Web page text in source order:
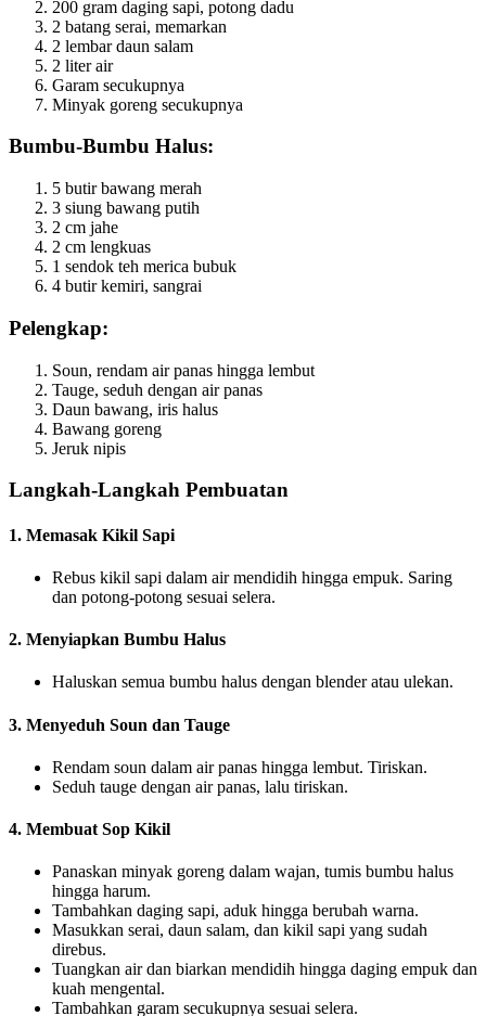
200 gram daging sapi, potong dadu
2 batang serai, memarkan
2 lembar daun salam
2 liter air
Garam secukupnya
Minyak goreng secukupnya
Bumbu-Bumbu Halus:
5 butir bawang merah
3 siung bawang putih
2 cm jahe
2 cm lengkuas
1 sendok teh merica bubuk
4 butir kemiri, sangrai
Pelengkap:
Soun, rendam air panas hingga lembut
Tauge, seduh dengan air panas
Daun bawang, iris halus
Bawang goreng
Jeruk nipis
Langkah-Langkah Pembuatan
1. Memasak Kikil Sapi
Rebus kikil sapi dalam air mendidih hingga empuk. Saring
dan potong-potong sesuai selera.
2. Menyiapkan Bumbu Halus
Haluskan semua bumbu halus dengan blender atau ulekan.
3. Menyeduh Soun dan Tauge
Rendam soun dalam air panas hingga lembut. Tiriskan.
Seduh tauge dengan air panas, lalu tiriskan.
4. Membuat Sop Kikil
Panaskan minyak goreng dalam wajan, tumis bumbu halus
hingga harum.
Tambahkan daging sapi, aduk hingga berubah warna.
Masukkan serai, daun salam, dan kikil sapi yang sudah
direbus.
Tuangkan air dan biarkan mendidih hingga daging empuk dan
kuah mengental.
Tambahkan garam secukupnya sesuai selera.